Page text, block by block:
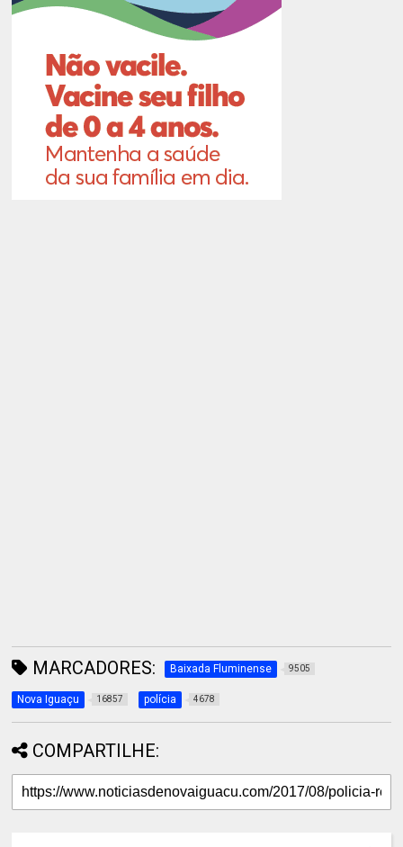
MARCADORES: Baixada Fluminense 9505
Nova Iguaçu 16857 polícia 4678
COMPARTILHE: